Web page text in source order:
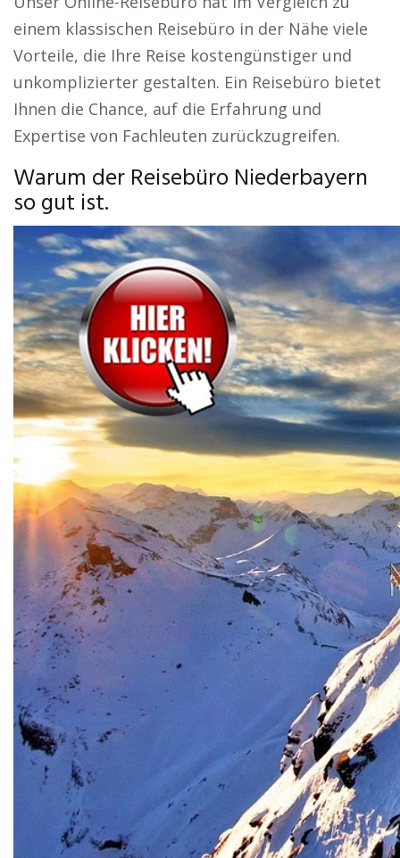
einem klassischen Reisebüro in der Nähe viele
Vorteile, die Ihre Reise kostengünstiger und
unkomplizierter gestalten. Ein Reisebüro bietet
Ihnen die Chance, auf die Erfahrung und
Expertise von Fachleuten zurückzugreifen.
Warum der Reisebüro Niederbayern
so gut ist.